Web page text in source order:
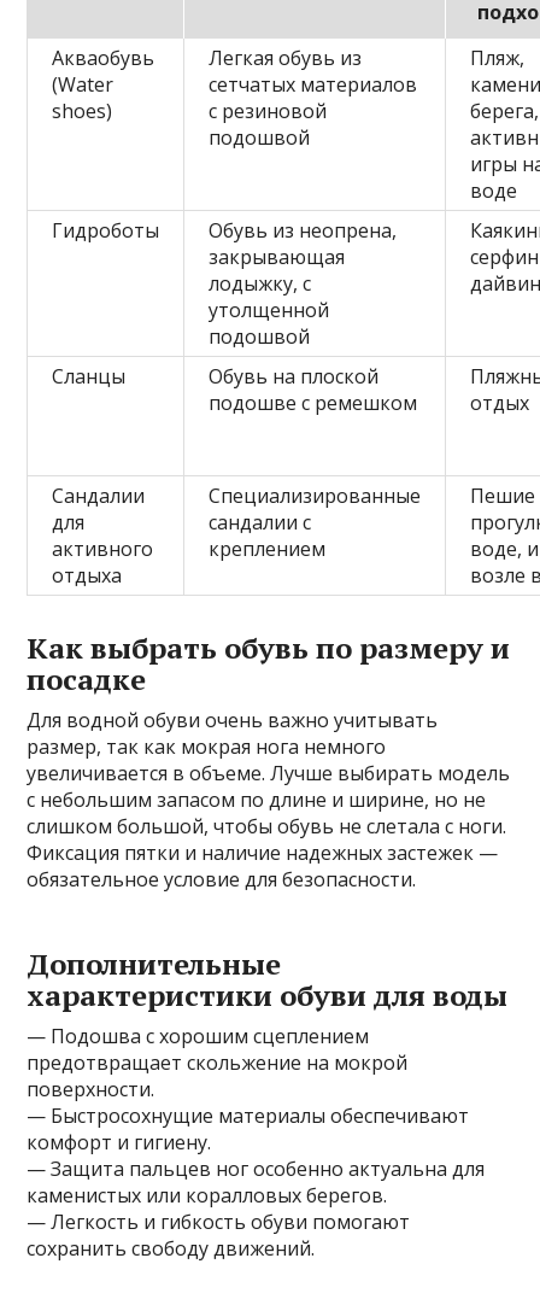
Акваобувь
(Water
shoes)
Легкая обувь из
сетчатых материалов
с резиновой
подошвой
Пляж,
берега,
игры
воде
Гидроботы
Обувь из неопренa,
закрывающая
лодыжку, с
утолщенной
подошвой
Сланцы
Обувь на плоской
подошве с ремешком
отдых
Сандалии
для
активного
отдыха
Специализированные
сандалии с
креплением
Пешие
воде,
возле
Как выбрать обувь по размеру и
посадке
Для водной обуви очень важно учитывать
размер, так как мокрая нога немного
увеличивается в объеме. Лучше выбирать модель
с небольшим запасом по длине и ширине, но не
слишком большой, чтобы обувь не слетала с ноги.
Фиксация пятки и наличие надежных застежек —
обязательное условие для безопасности.
Дополнительные
характеристики обуви для воды
— Подошва с хорошим сцеплением
предотвращает скольжение на мокрой
поверхности.
— Быстросохнущие материалы обеспечивают
комфорт и гигиену.
— Защита пальцев ног особенно актуальна для
каменистых или коралловых берегов.
— Легкость и гибкость обуви помогают
сохранить свободу движений.